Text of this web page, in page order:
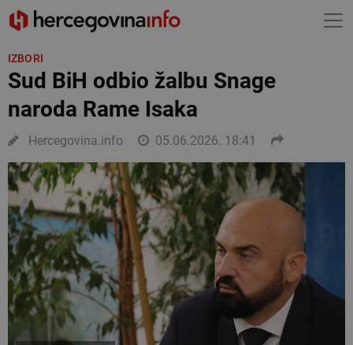
IZBORI
Sud BiH odbio žalbu Snage
naroda Rame Isaka
Hercegovina.info 05.06.2026. 18:41